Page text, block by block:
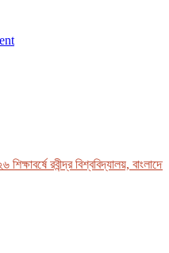
রবীন্দ্র বিশ্ববিদ্যালয়,